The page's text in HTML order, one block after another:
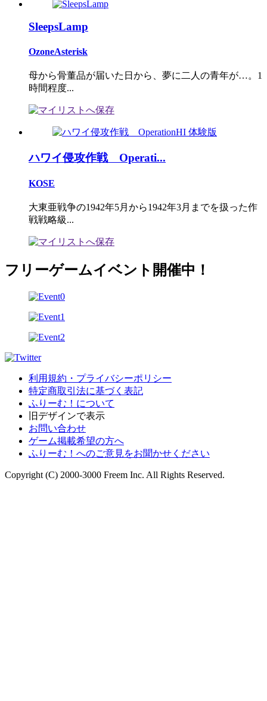
SleepsLamp
OzoneAsterisk
母から骨董品が届いた日から、夢に二人の青年が…。1
時間程度...
ハワイ侵攻作戦 Operati...
KOSE
大東亜戦争の1942年5月から1942年3月までを扱った作
戦戦略級...
フリーゲームイベント開催中！
利用規約・プライバシーポリシー
特定商取引法に基づく表記
ふりーむ！について
旧デザインで表示
お問い合わせ
ゲーム掲載希望の方へ
ふりーむ！へのご意見をお聞かせください
Copyright (C) 2000-3000 Freem Inc. All Rights Reserved.